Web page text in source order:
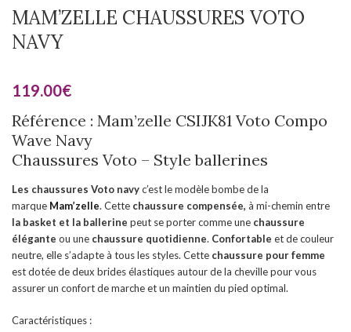
MAM’ZELLE CHAUSSURES VOTO
NAVY
119.00€
Référence : Mam’zelle CSIJK81 Voto Compo
Wave Navy
Chaussures Voto – Style ballerines
Les chaussures Voto navyc’est le modèle bombe de la
marque Mam’zelle. Cette chaussure compensée, à mi-chemin entre
la basket et la ballerine peut se porter comme une chaussure
élégante ou une chaussure quotidienne. Confortable et de couleur
neutre, elle s’adapte à tous les styles. Cette chaussure pour femme
est dotée de deux brides élastiques autour de la cheville pour vous
assurer un confort de marche et un maintien du pied optimal.
Caractéristiques :